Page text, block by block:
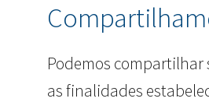
Podemos compartilhar
as finalidades